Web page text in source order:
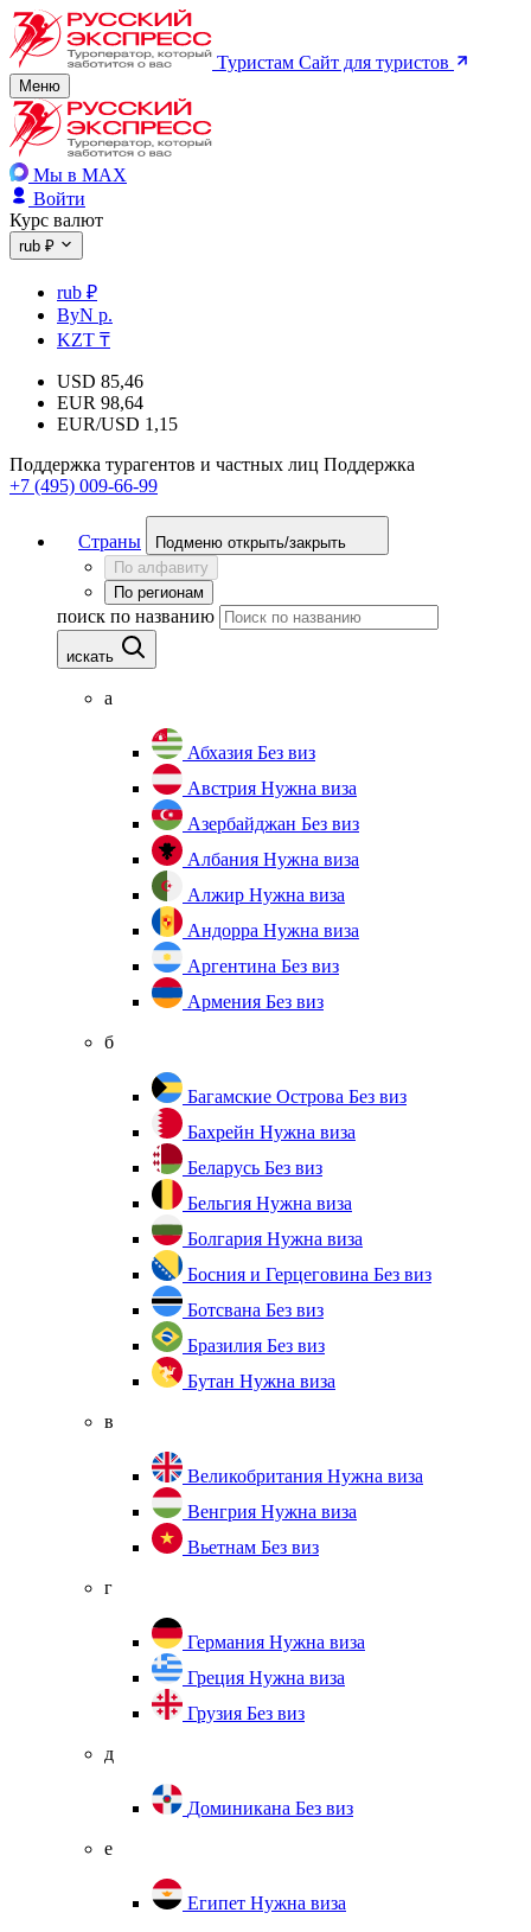
Туристам Сайт для туристов
Меню
Мы в MAX
Войти
Курс валют
rub ₽
rub ₽
ByN р.
KZT ₸
USD 85,46
EUR 98,64
EUR/USD 1,15
Поддержка турагентов и частных лиц Поддержка
+7 (495) 009-66-99
Страны
Подменю открыть/закрыть
По алфавиту
По регионам
поиск по названию
искать
а
Абхазия Без виз
Австрия Нужна виза
Азербайджан Без виз
Албания Нужна виза
Алжир Нужна виза
Андорра Нужна виза
Аргентина Без виз
Армения Без виз
б
Багамские Острова Без виз
Бахрейн Нужна виза
Беларусь Без виз
Бельгия Нужна виза
Болгария Нужна виза
Босния и Герцеговина Без виз
Ботсвана Без виз
Бразилия Без виз
Бутан Нужна виза
в
Великобритания Нужна виза
Венгрия Нужна виза
Вьетнам Без виз
г
Германия Нужна виза
Греция Нужна виза
Грузия Без виз
д
Доминикана Без виз
е
Египет Нужна виза